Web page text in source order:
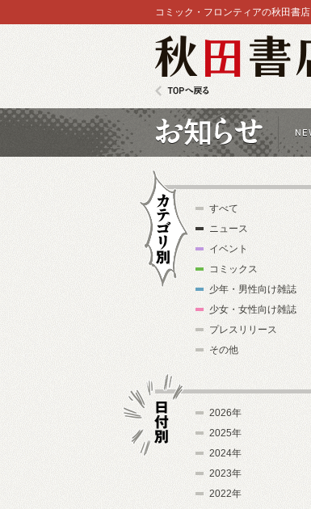
コミック・フロンティアの秋田書店
すべて
ニュース
イベント
コミックス
少年・男性向け雑誌
少女・女性向け雑誌
プレスリリース
その他
2026年
2025年
2024年
2023年
2022年